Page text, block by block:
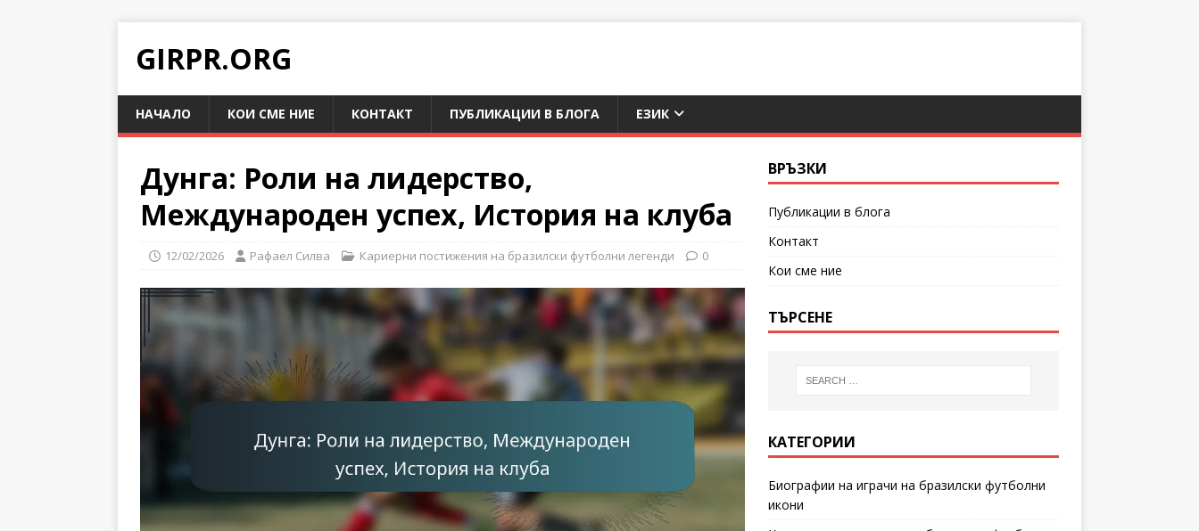
GIRPR.ORG
НАЧАЛО КОИ СМЕ НИЕ КОНТАКТ ПУБЛИКАЦИИ В БЛОГА ЕЗИК
Дунга: Роли на лидерство,
Международен успех, История на клуба
12/02/2026 Рафаел Силва Кариерни постижения на бразилски футболни легенди 0
ВРЪЗКИ
Публикации в блога
Контакт
Кои сме ние
ТЪРСЕНЕ
КАТЕГОРИИ
Биографии на играчи на бразилски футболни
икони